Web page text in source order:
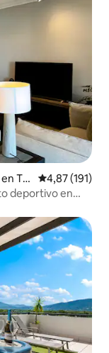
Tri
Calificación
4,87 (191)
deportivo en